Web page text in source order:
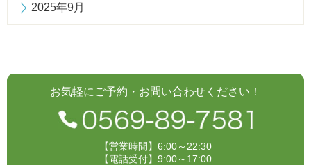
2025年9月
お気軽にご予約・お問い合わせください！
【営業時間】6:00～22:30
【電話受付】9:00～17:00